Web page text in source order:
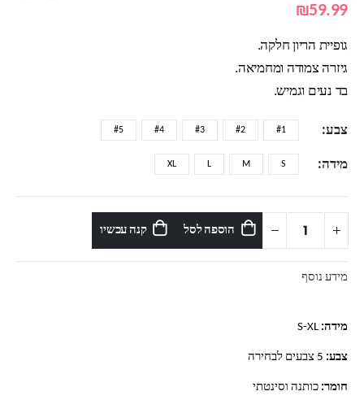
₪59.99
גופיית הריון חלקה.
גיזרה צמודה ומחמיאה.
בד נעים וגמיש.
צבע #1
#2
#3
#4
#5
מידה S
M
L
XL
הוספה לסל קנה עכשיו
מידע נוסף
מידה: S-XL
צבע: 5 צבעים לבחירה
חומר: כותנה וסינטתי